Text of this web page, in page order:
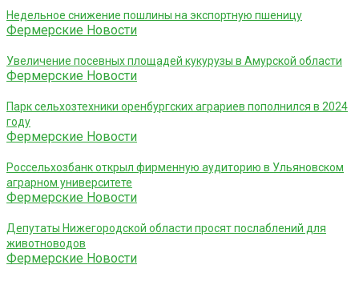
Недельное снижение пошлины на экспортную пшеницу
Фермерские Новости
Увеличение посевных площадей кукурузы в Амурской области
Фермерские Новости
Парк сельхозтехники оренбургских аграриев пополнился в 2024
году
Фермерские Новости
Россельхозбанк открыл фирменную аудиторию в Ульяновском
аграрном университете
Фермерские Новости
Депутаты Нижегородской области просят послаблений для
животноводов
Фермерские Новости